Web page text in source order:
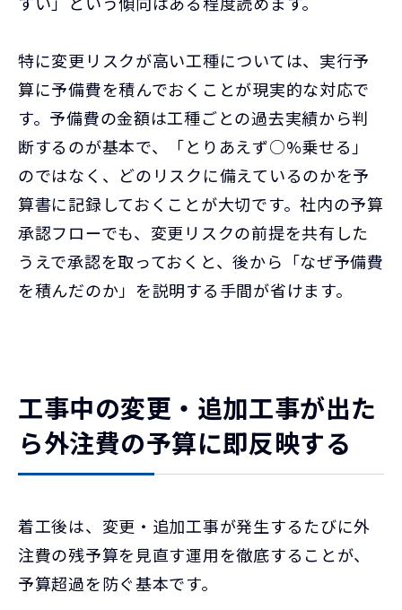
特に変更リスクが高い工種については、実行予
算に予備費を積んでおくことが現実的な対応で
す。予備費の金額は工種ごとの過去実績から判
断するのが基本で、「とりあえず○%乗せる」
のではなく、どのリスクに備えているのかを予
算書に記録しておくことが大切です。社内の予算
承認フローでも、変更リスクの前提を共有した
うえで承認を取っておくと、後から「なぜ予備費
を積んだのか」を説明する手間が省けます。
工事中の変更・追加工事が出た
ら外注費の予算に即反映する
着工後は、変更・追加工事が発生するたびに外
注費の残予算を見直す運用を徹底することが、
予算超過を防ぐ基本です。